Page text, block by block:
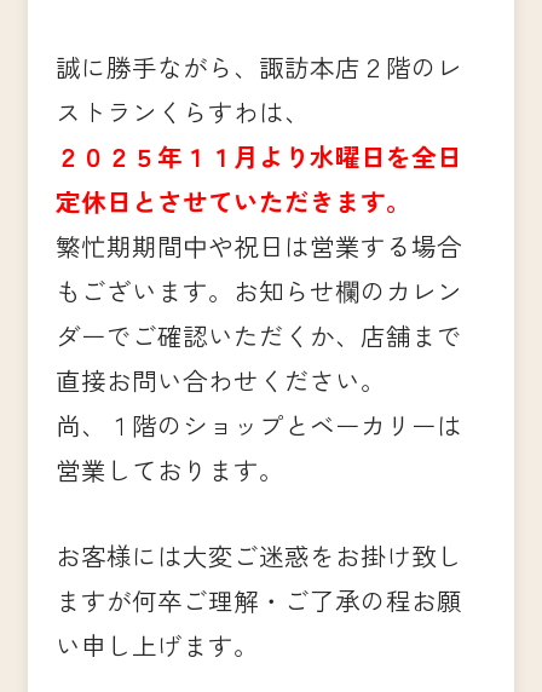
誠に勝手ながら、諏訪本店２階のレ
ストランくらすわは、
２０２５年１１月より水曜日を全日
定休日とさせていただきます。
繁忙期期間中や祝日は営業する場合
もございます。お知らせ欄のカレン
ダーでご確認いただくか、店舗まで
直接お問い合わせください。
尚、１階のショップとベーカリーは
営業しております。
お客様には大変ご迷惑をお掛け致し
ますが何卒ご理解・ご了承の程お願
い申し上げます。